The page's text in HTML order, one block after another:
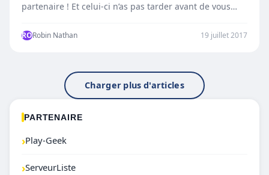
partenaire ! Et celui-ci n’as pas tarder avant de vous…
RORobin Nathan 19 juillet 2017
Charger plus d'articles
PARTENAIRE
›Play-Geek
›ServeurListe